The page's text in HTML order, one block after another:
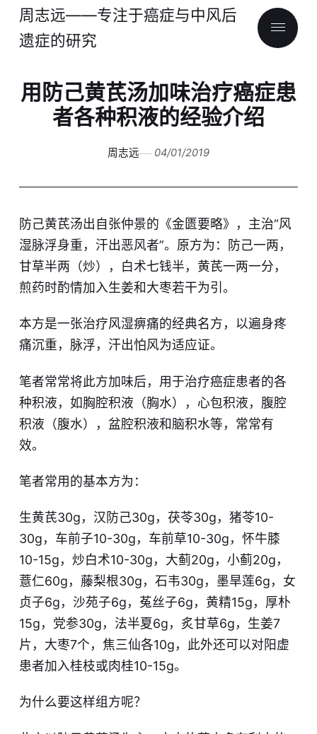
周志远——专注于癌症与中风后
遗症的研究
用防己黄芪汤加味治疗癌症患
者各种积液的经验介绍
周志远 04/01/2019
防己黄芪汤出自张仲景的《金匮要略》，主治“风
湿脉浮身重，汗出恶风者”。原方为：防己一两，
甘草半两（炒），白术七钱半，黄芪一两一分，
煎药时酌情加入生姜和大枣若干为引。
本方是一张治疗风湿痹痛的经典名方，以遍身疼
痛沉重，脉浮，汗出怕风为适应证。
笔者常常将此方加味后，用于治疗癌症患者的各
种积液，如胸腔积液（胸水），心包积液，腹腔
积液（腹水），盆腔积液和脑积水等，常常有
效。
笔者常用的基本方为：
生黄芪30g，汉防己30g，茯苓30g，猪苓10-
30g，车前子10-30g，车前草10-30g，怀牛膝
10-15g，炒白术10-30g，大蓟20g，小蓟20g，
薏仁60g，藤梨根30g，石韦30g，墨旱莲6g，女
贞子6g，沙苑子6g，菟丝子6g，黄精15g，厚朴
15g，党参30g，法半夏6g，炙甘草6g，生姜7
片，大枣7个，焦三仙各10g，此外还可以对阳虚
患者加入桂枝或肉桂10-15g。
为什么要这样组方呢？